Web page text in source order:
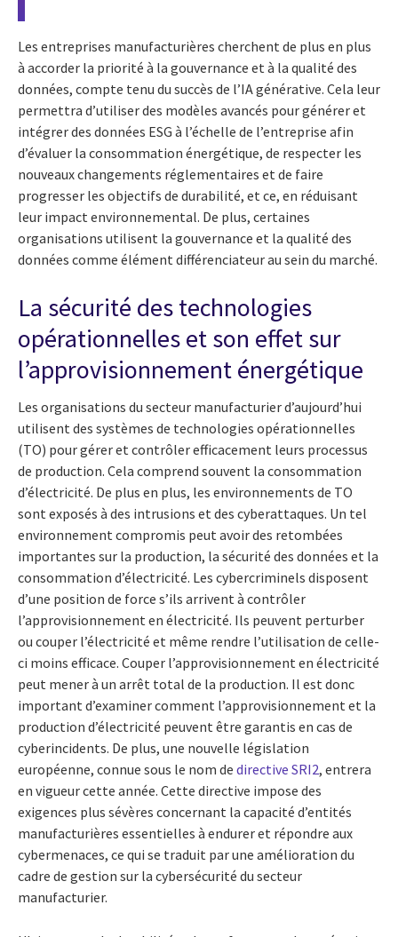
Les entreprises manufacturières cherchent de plus en plus
à accorder la priorité à la gouvernance et à la qualité des
données, compte tenu du succès de l’IA générative. Cela leur
permettra d’utiliser des modèles avancés pour générer et
intégrer des données ESG à l’échelle de l’entreprise afin
d’évaluer la consommation énergétique, de respecter les
nouveaux changements réglementaires et de faire
progresser les objectifs de durabilité, et ce, en réduisant
leur impact environnemental. De plus, certaines
organisations utilisent la gouvernance et la qualité des
données comme élément différenciateur au sein du marché.
La sécurité des technologies
opérationnelles et son effet sur
l’approvisionnement énergétique
Les organisations du secteur manufacturier d’aujourd’hui
utilisent des systèmes de technologies opérationnelles
(TO) pour gérer et contrôler efficacement leurs processus
de production. Cela comprend souvent la consommation
d’électricité. De plus en plus, les environnements de TO
sont exposés à des intrusions et des cyberattaques. Un tel
environnement compromis peut avoir des retombées
importantes sur la production, la sécurité des données et la
consommation d’électricité. Les cybercriminels disposent
d’une position de force s’ils arrivent à contrôler
l’approvisionnement en électricité. Ils peuvent perturber
ou couper l’électricité et même rendre l’utilisation de celle-
ci moins efficace. Couper l’approvisionnement en électricité
peut mener à un arrêt total de la production. Il est donc
important d’examiner comment l’approvisionnement et la
production d’électricité peuvent être garantis en cas de
cyberincidents. De plus, une nouvelle législation
européenne, connue sous le nom de directive SRI2, entrera
en vigueur cette année. Cette directive impose des
exigences plus sévères concernant la capacité d’entités
manufacturières essentielles à endurer et répondre aux
cybermenaces, ce qui se traduit par une amélioration du
cadre de gestion sur la cybersécurité du secteur
manufacturier.